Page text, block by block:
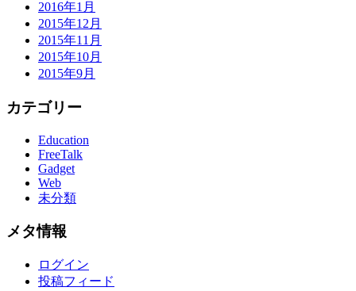
2016年1月
2015年12月
2015年11月
2015年10月
2015年9月
カテゴリー
Education
FreeTalk
Gadget
Web
未分類
メタ情報
ログイン
投稿フィード